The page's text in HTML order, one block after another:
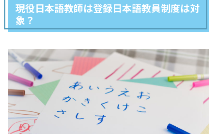
現役日本語教師は登録日本語教員制度は対
象？